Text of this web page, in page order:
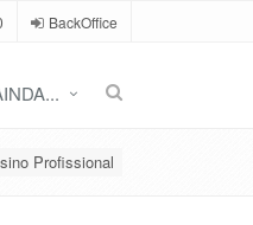
BackOffice
Profissional